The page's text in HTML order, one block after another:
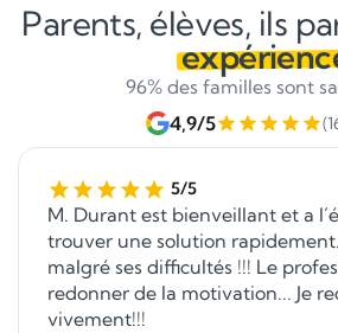
Parents, élèves, ils
96% des familles sont
4,9/5
5/5
M. Durant est bienveillant et a
trouver une solution
malgré ses difficultés !!! Le
redonner de la motivation... Je
vivement!!!